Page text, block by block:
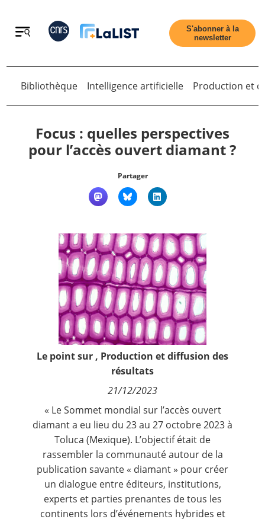
Retour
Qui sommes nous ?
Nous suivre
S'abonner à la
newsletter
Retour
Bibliothèque Intelligence artificielle Production et
Focus : quelles perspectives
pour l’accès ouvert diamant ?
Partager
Le point sur , Production et diffusion des
résultats
21/12/2023
« LeSommet mondial sur l’accès ouvert
diamanta eu lieu du 23 au 27 octobre 2023 à
Toluca (Mexique). L’objectif était de
rassembler la communauté autour de la
publication savante « diamant » pour créer
un dialogue entre éditeurs, institutions,
experts et parties prenantes de tous les
continents lors d’événements hybrides et